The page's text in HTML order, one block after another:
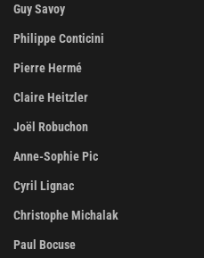
Guy Savoy
Philippe Conticini
Pierre Hermé
Claire Heitzler
Joël Robuchon
Anne-Sophie Pic
Cyril Lignac
Christophe Michalak
Paul Bocuse